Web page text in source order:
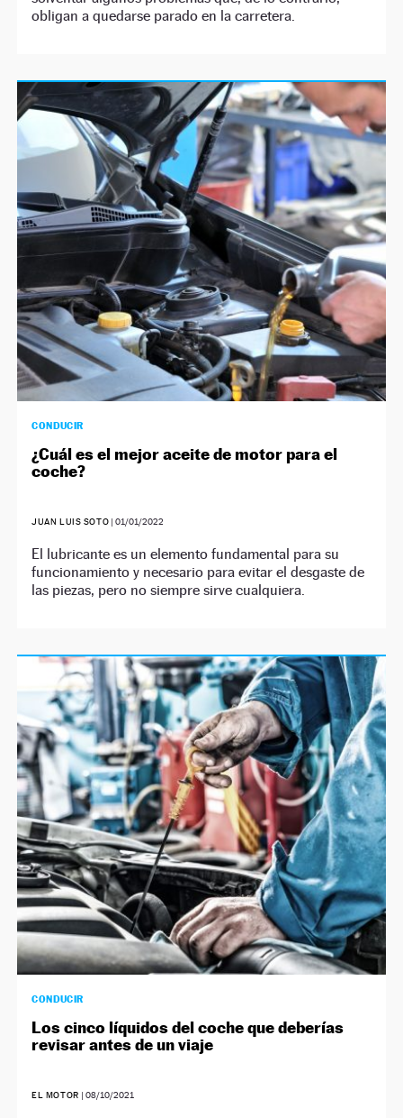
obligan a quedarse parado en la carretera.
CONDUCIR
¿Cuál es el mejor aceite de motor para el
coche?
JUAN LUIS SOTO |01/01/2022
El lubricante es un elemento fundamental para su
funcionamiento y necesario para evitar el desgaste de
las piezas, pero no siempre sirve cualquiera.
CONDUCIR
Los cinco líquidos del coche que deberías
revisar antes de un viaje
EL MOTOR | 08/10/2021